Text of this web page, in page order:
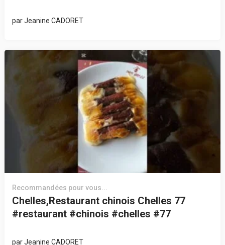
parJeanine CADORET
Recommandées pour vous...
Chelles,Restaurant chinois Chelles 77
#restaurant #chinois #chelles #77
parJeanine CADORET